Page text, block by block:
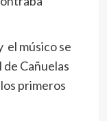
músico se
Cañuelas
primeros